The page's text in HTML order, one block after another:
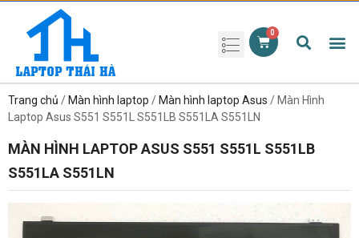
Trang chủ / Màn hình laptop / Màn hình laptop Asus / Màn Hình
Laptop Asus S551 S551L S551LB S551LA S551LN
MÀN HÌNH LAPTOP ASUS S551 S551L S551LB
S551LA S551LN